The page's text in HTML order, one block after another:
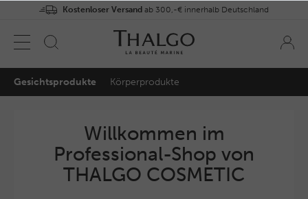
Kostenloser Versand ab 300,-€ innerhalb Deutschland
Gesichtsprodukte Körperprodukte
Willkommen im
Professional-Shop von
THALGO COSMETIC